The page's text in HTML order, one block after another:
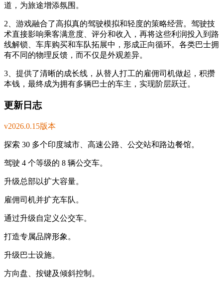
道，为旅途增添氛围。
2、游戏融合了高拟真的驾驶模拟和轻度的策略经营。驾驶技
术直接影响乘客满意度、评分和收入，再将这些利润投入到路
线解锁、车库购买和车队拓展中，形成正向循环。各类巴士拥
有不同的物理反馈，而不仅是外观差异。
3、提供了清晰的成长线，从替人打工的雇佣司机做起，积攒
本钱，最终成为拥有多辆巴士的车主，实现阶层跃迁。
更新日志
v2026.0.15版本
探索 30 多个印度城市、高速公路、公交站和路边餐馆。
驾驶 4 个等级的 8 辆公交车。
升级总部以扩大容量。
雇佣司机并扩充车队。
通过升级自定义公交车。
打造专属品牌形象。
升级巴士设施。
方向盘、按键及倾斜控制。